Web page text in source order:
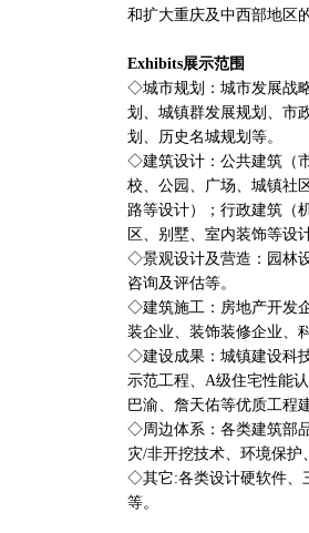
和扩大重庆及中西部地区
Exhibits展示范围
◇城市规划：城市发展战
划、城镇群发展规划、市
划、历史名城规划等。
◇建筑设计：公共建筑（
校、公园、广场、城镇社
路等设计）；行政建筑（
区、别墅、室内装饰等设
◇景观设计及营造：园林
咨询及评估等。
◇建筑施工：房地产开发
装企业、装饰装修企业、
◇建设成果：城镇建设科
示范工程、A级住宅性能
巴渝、詹天佑等优质工程
◇周边体系：各类建筑部
灾/非开挖技术、环境保
◇其它:各类设计硬软件、
等。